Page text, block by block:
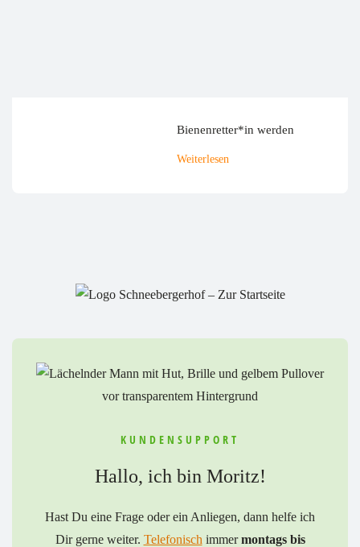
Bienenretter*in werden
Weiterlesen
KUNDENSUPPORT
Hallo, ich bin Moritz!
Hast Du eine Frage oder ein Anliegen, dann helfe ich
Dir gerne weiter. Telefonisch immermontags bis